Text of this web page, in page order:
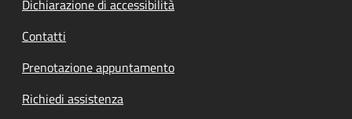
Dichiarazione di accessibilità
Contatti
Prenotazione appuntamento
Richiedi assistenza